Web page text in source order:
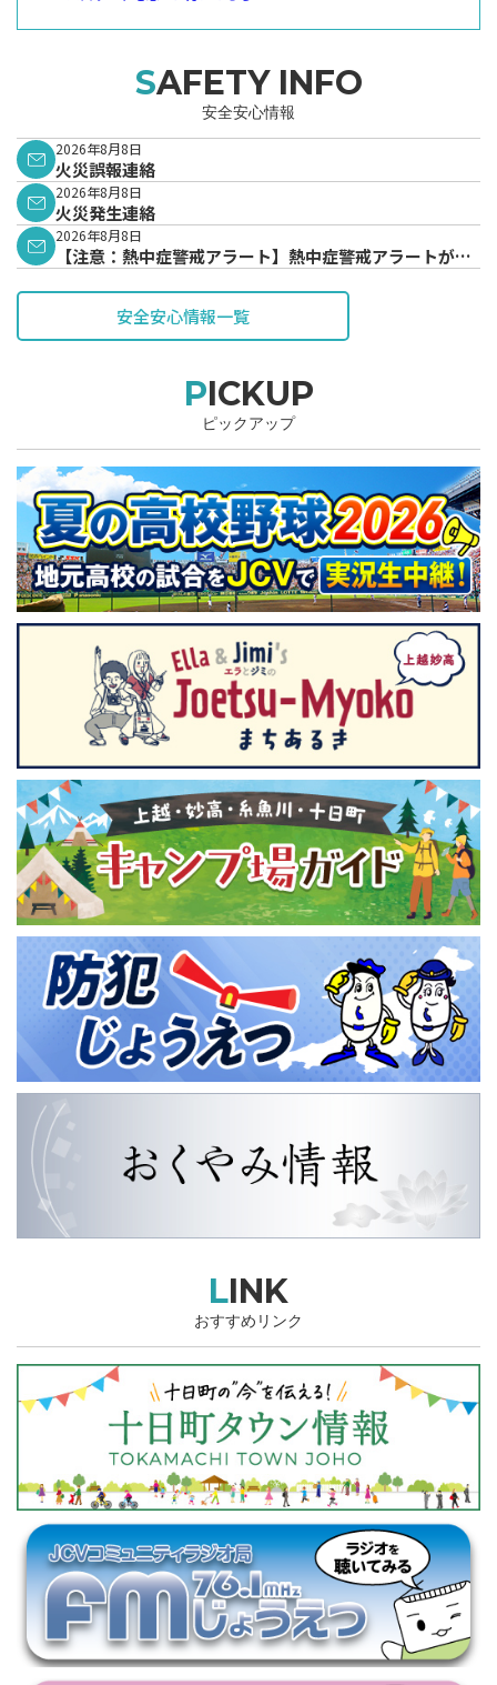
SAFETY INFO
安全安心情報
2026年8月8日
火災誤報連絡
2026年8月8日
火災発生連絡
2026年8月8日
【注意：熱中症警戒アラート】熱中症警戒アラートが発
安全安心情報一覧
PICKUP
ピックアップ
LINK
おすすめリンク